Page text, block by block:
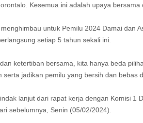
Kesemua ini adalah upaya bersama
untuk Pemilu 2024 Damai dan
setiap 5 tahun sekali ini.
ketertiban bersama, kita hanya beda
serta jadikan pemilu yang bersih dan bebas
lanjut dari rapat kerja dengan Komisi 1
sebelumnya, Senin (05/02/2024).